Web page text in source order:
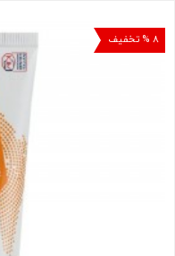
۸ % تخفیف